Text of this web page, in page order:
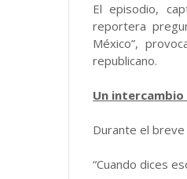
El episodio,
reportera
México”,
republicano.
Un intercambio
Durante el
“Cuando dices